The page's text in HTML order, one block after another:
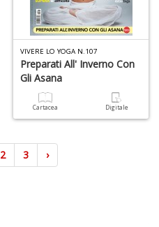
VIVERE LO YOGA N.107
Preparati All' Inverno Con
Gli Asana
Cartacea Digitale
2 3 ›